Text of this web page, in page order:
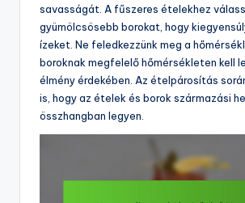
savasságát. A fűszeres ételekhez
gyümölcsösebb borokat, hogy
ízeket. Ne feledkezzünk meg a
boroknak megfelelő hőmérsékleten kell
élmény érdekében. Az ételpárosítás
is, hogy az ételek és borok származási
összhangban legyen.